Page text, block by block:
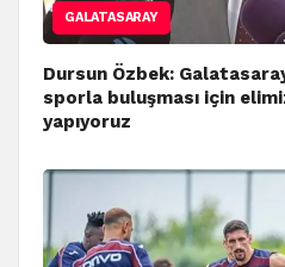
GALATASARAY
Dursun Özbek:
sporla buluşması için
yapıyoruz